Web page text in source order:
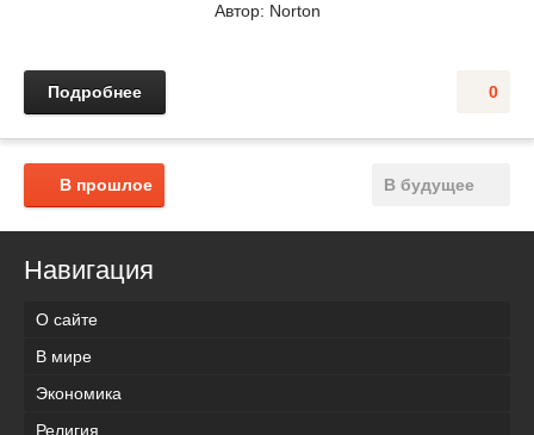
Автор: Norton
0
Подробнее
В будущее
В прошлое
Навигация
О сайте
В мире
Экономика
Религия